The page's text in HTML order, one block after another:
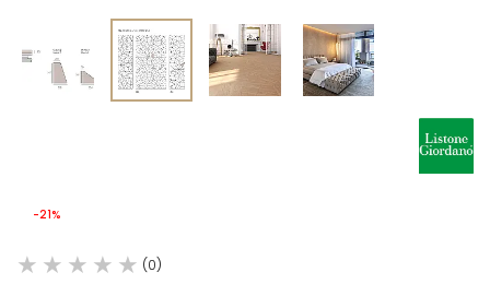
-21%
(0)